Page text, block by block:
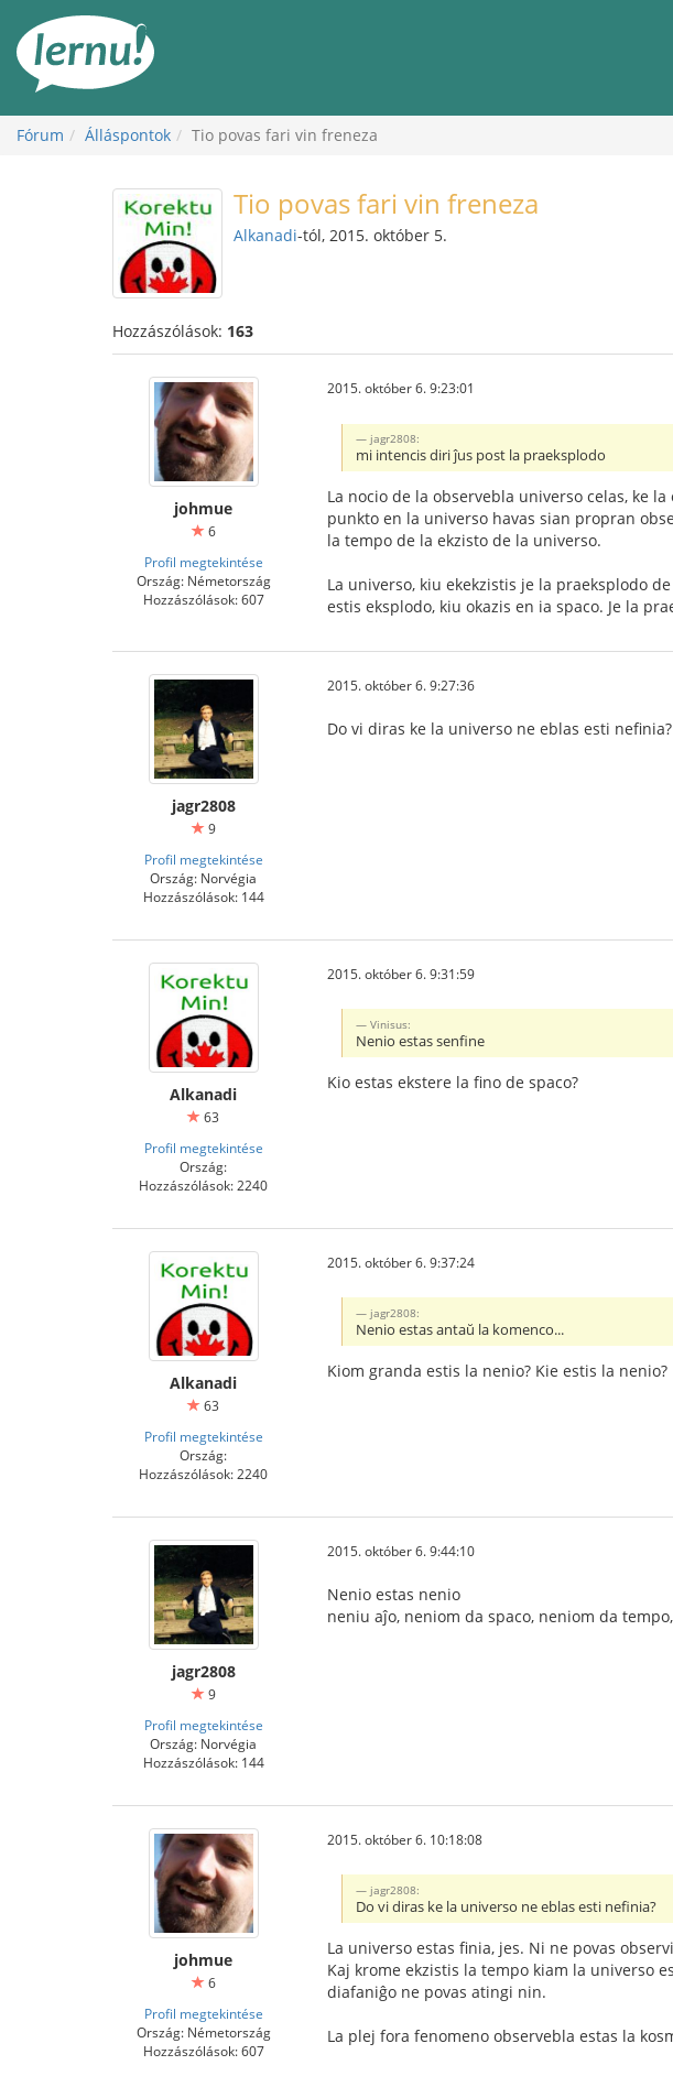
Fórum Álláspontok Tio povas fari vin freneza
Tio povas fari vin freneza
Alkanadi-tól, 2015. október 5.
Hozzászólások: 163
johmue
6
Profil megtekintése
Ország: Németország
Hozzászólások: 607
2015. október 6. 9:23:01
jagr2808:
mi intencis diri ĵus post la praeksplodo
La nocio de la observebla universo celas, ke
punkto en la universo havas sian propran
la tempo de la ekzisto de la universo.
La universo, kiu ekekzistis je la praeksplodo
estis eksplodo, kiu okazis en ia spaco. Je la
jagr2808
9
Profil megtekintése
Ország: Norvégia
Hozzászólások: 144
2015. október 6. 9:27:36
Do vi diras ke la universo ne eblas esti nefinia?
Alkanadi
63
Profil megtekintése
Ország:
Hozzászólások: 2240
2015. október 6. 9:31:59
Vinisus:
Nenio estas senfine
Kio estas ekstere la fino de spaco?
Alkanadi
63
Profil megtekintése
Ország:
Hozzászólások: 2240
2015. október 6. 9:37:24
jagr2808:
Nenio estas antaŭ la komenco...
Kiom granda estis la nenio? Kie estis la nenio?
jagr2808
9
Profil megtekintése
Ország: Norvégia
Hozzászólások: 144
2015. október 6. 9:44:10
Nenio estas nenio
neniu aĵo, neniom da spaco, neniom da
johmue
6
Profil megtekintése
Ország: Németország
Hozzászólások: 607
2015. október 6. 10:18:08
jagr2808:
Do vi diras ke la universo ne eblas esti nefinia?
La universo estas finia, jes. Ni ne povas
Kaj krome ekzistis la tempo kiam la universo
diafaniĝo ne povas atingi nin.
La plej fora fenomeno observebla estas la